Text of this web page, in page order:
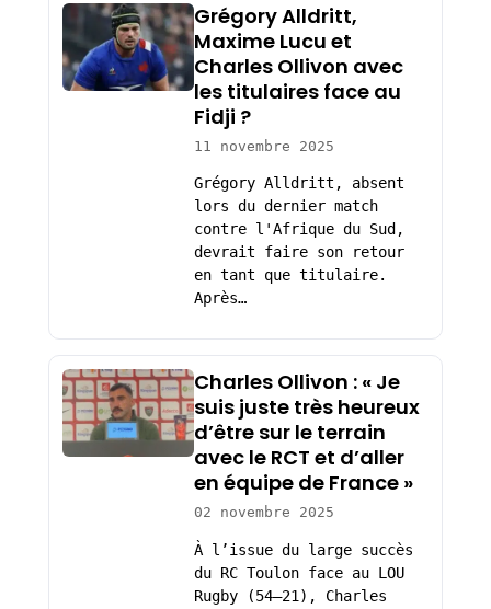
Grégory Alldritt,
Maxime Lucu et
Charles Ollivon avec
les titulaires face au
Fidji ?
11 novembre 2025
Grégory Alldritt, absent
lors du dernier match
contre l'Afrique du Sud,
devrait faire son retour
en tant que titulaire.
Après…
Charles Ollivon : « Je
suis juste très heureux
d’être sur le terrain
avec le RCT et d’aller
en équipe de France »
02 novembre 2025
À l’issue du large succès
du RC Toulon face au LOU
Rugby (54–21), Charles